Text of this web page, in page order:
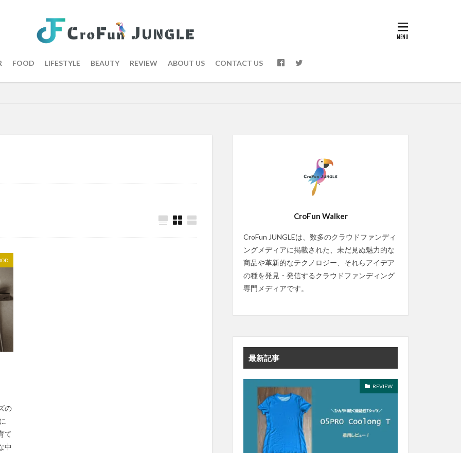
FOOD LIFESTYLE BEAUTY REVIEW ABOUT US CONTACT US
の
て
中
CroFun Walker
CroFun JUNGLEは、数多のクラウドファンディ
ングメディアに掲載された、未だ見ぬ魅力的な
商品や革新的なテクノロジー、それらアイデア
の種を発見・発信するクラウドファンディング
専門メディアです。
最新記事
REVIEW